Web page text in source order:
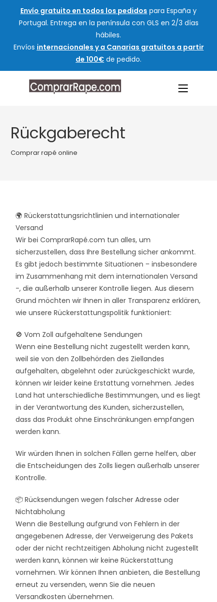
Envío gratuito en todos los pedidos para España y
Portugal. Entrega en la península con GLS en 2/3 días
hábiles.
Envíos internacionales y a Canarias gratuitos a partir
de 100€ de pedido.
Rückgaberecht
Comprar rapé online
🌍 Rückerstattungsrichtlinien und internationaler
Versand
Wir bei ComprarRapé.com tun alles, um
sicherzustellen, dass Ihre Bestellung sicher ankommt.
Es gibt jedoch bestimmte Situationen – insbesondere
im Zusammenhang mit dem internationalen Versand
-, die außerhalb unserer Kontrolle liegen. Aus diesem
Grund möchten wir Ihnen in aller Transparenz erklären,
wie unsere Rückerstattungspolitik funktioniert:
🚫 Vom Zoll aufgehaltene Sendungen
Wenn eine Bestellung nicht zugestellt werden kann,
weil sie von den Zollbehörden des Ziellandes
aufgehalten, abgelehnt oder zurückgeschickt wurde,
können wir leider keine Erstattung vornehmen. Jedes
Land hat unterschiedliche Bestimmungen, und es liegt
in der Verantwortung des Kunden, sicherzustellen,
dass das Produkt ohne Einschränkungen empfangen
werden kann.
Wir würden Ihnen in solchen Fällen gerne helfen, aber
die Entscheidungen des Zolls liegen außerhalb unserer
Kontrolle.
📦 Rücksendungen wegen falscher Adresse oder
Nichtabholung
Wenn die Bestellung aufgrund von Fehlern in der
angegebenen Adresse, der Verweigerung des Pakets
oder der nicht rechtzeitigen Abholung nicht zugestellt
werden kann, können wir keine Rückerstattung
vornehmen. Wir können Ihnen anbieten, die Bestellung
erneut zu versenden, wenn Sie die neuen
Versandkosten übernehmen.